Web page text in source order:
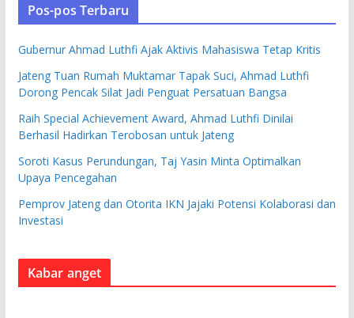
Pos-pos Terbaru
Gubernur Ahmad Luthfi Ajak Aktivis Mahasiswa Tetap Kritis
Jateng Tuan Rumah Muktamar Tapak Suci, Ahmad Luthfi
Dorong Pencak Silat Jadi Penguat Persatuan Bangsa
Raih Special Achievement Award, Ahmad Luthfi Dinilai
Berhasil Hadirkan Terobosan untuk Jateng
Soroti Kasus Perundungan, Taj Yasin Minta Optimalkan
Upaya Pencegahan
Pemprov Jateng dan Otorita IKN Jajaki Potensi Kolaborasi dan
Investasi
Kabar anget